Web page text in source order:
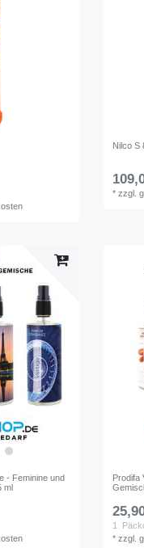
Nilco S
*zzgl.
- Feminine und
ml
Prodifa
1
*zzgl.